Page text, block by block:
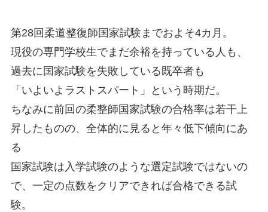
第28回柔道整復師国家試験までおよそ4カ月。
現役の専門学校生でまだ余裕を持っている人も、
過去に国家試験を失敗している既卒者も
「いよいよラストスパート」という時期だ。
ちなみに前回の柔整師国家試験の合格率は若干上
昇したものの、全体的に見ると年々低下傾向にあ
る
国家試験は入学試験のような選定試験ではないの
で、一定の点数をクリアできれば合格できる試
験。